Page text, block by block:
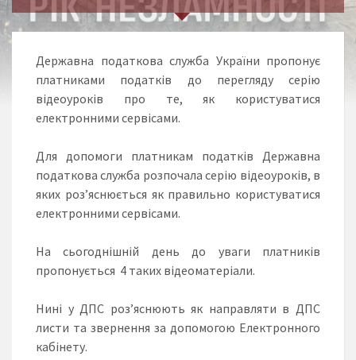
Державна податкова служба України пропонує
платниками податків до перегляду серію
відеоуроків про те, як користуватися
електронними сервісами.
Для допомоги платникам податків Державна
податкова служба розпочала серію відеоуроків, в
яких роз’яснюється як правильно користуватися
електронними сервісами.
На сьогоднішній день до уваги платників
пропонується 4 таких відеоматеріали.
Нині у ДПС роз’яснюють як направляти в ДПС
листи та звернення за допомогою Електронного
кабінету.